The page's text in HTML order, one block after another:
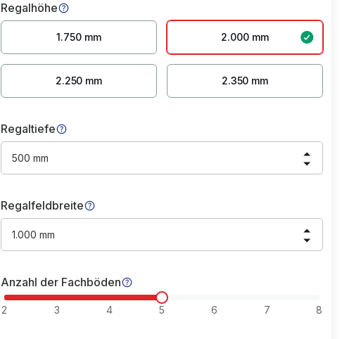
Regalhöhe
1.750 mm 2.000 mm
2.250 mm 2.350 mm
Regaltiefe
500 mm
Regalfeldbreite
1.000 mm
Anzahl der Fachböden
2 3 4 5 6 7 8